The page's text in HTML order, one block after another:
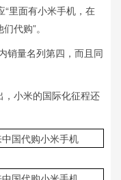
“里面有小米手机，在
代购”。
销量名列第四，而且同
小米的国际化征程还